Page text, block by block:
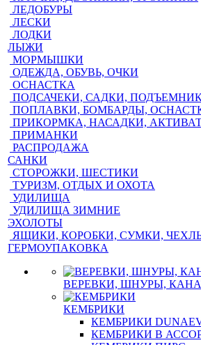
ЛЕДОБУРЫ
ЛЕСКИ
ЛОДКИ
ЛЫЖИ
МОРМЫШКИ
ОДЕЖДА, ОБУВЬ, ОЧКИ
ОСНАСТКА
ПОДСАЧЕКИ, САДКИ,
ПОПЛАВКИ, БОМБАРДЫ,
ПРИКОРМКА, НАСАДКИ,
ПРИМАНКИ
РАСПРОДАЖА
САНКИ
СТОРОЖКИ, ШЕСТИКИ
ТУРИЗМ, ОТДЫХ И ОХОТА
УДИЛИЩА
УДИЛИЩА ЗИМНИЕ
ЭХОЛОТЫ
ЯЩИКИ, КОРОБКИ, СУМКИ,
ГЕРМОУПАКОВКА
ВЕРЕВКИ, ШНУРЫ,
КЕМБРИКИ
КЕМБРИКИ
КЕМБРИКИ В